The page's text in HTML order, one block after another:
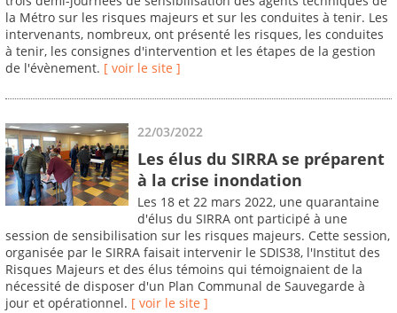
la Métro sur les risques majeurs et sur les conduites à tenir. Les
intervenants, nombreux, ont présenté les risques, les conduites
à tenir, les consignes d'intervention et les étapes de la gestion
de l'évènement. [ voir le site ]
22/03/2022
Les élus du SIRRA se préparent
à la crise inondation
Les 18 et 22 mars 2022, une quarantaine
d'élus du SIRRA ont participé à une
session de sensibilisation sur les risques majeurs. Cette session,
organisée par le SIRRA faisait intervenir le SDIS38, l'Institut des
Risques Majeurs et des élus témoins qui témoignaient de la
nécessité de disposer d'un Plan Communal de Sauvegarde à
jour et opérationnel. [ voir le site ]